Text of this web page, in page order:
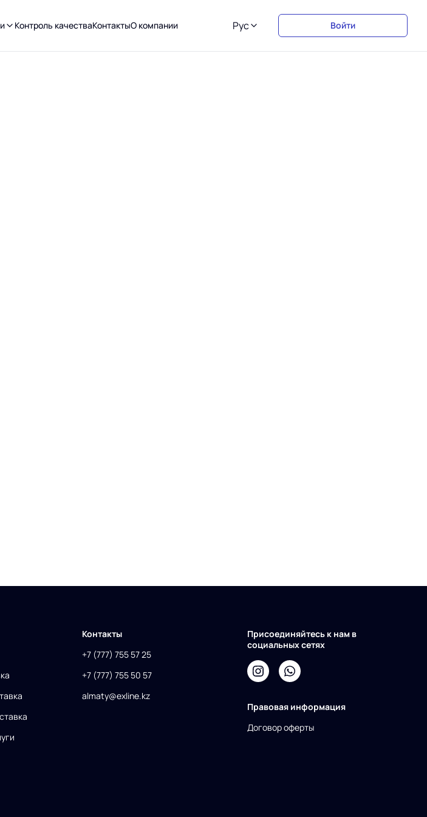
Контроль качестваКонтактыО компании Рус Войти
Контакты
+7 (777) 755 57 25
+7 (777) 755 50 57
almaty@exline.kz
Присоединяйтесь к нам в
социальных сетях
Правовая информация
Договор оферты